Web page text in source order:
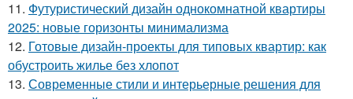
11. Футуристический дизайн однокомнатной квартиры
2025: новые горизонты минимализма
12. Готовые дизайн-проекты для типовых квартир: как
обустроить жилье без хлопот
13. Современные стили и интерьерные решения для